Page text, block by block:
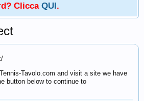
Clicca QUI.
Tavolo.com and visit a site we have
button below to continue to